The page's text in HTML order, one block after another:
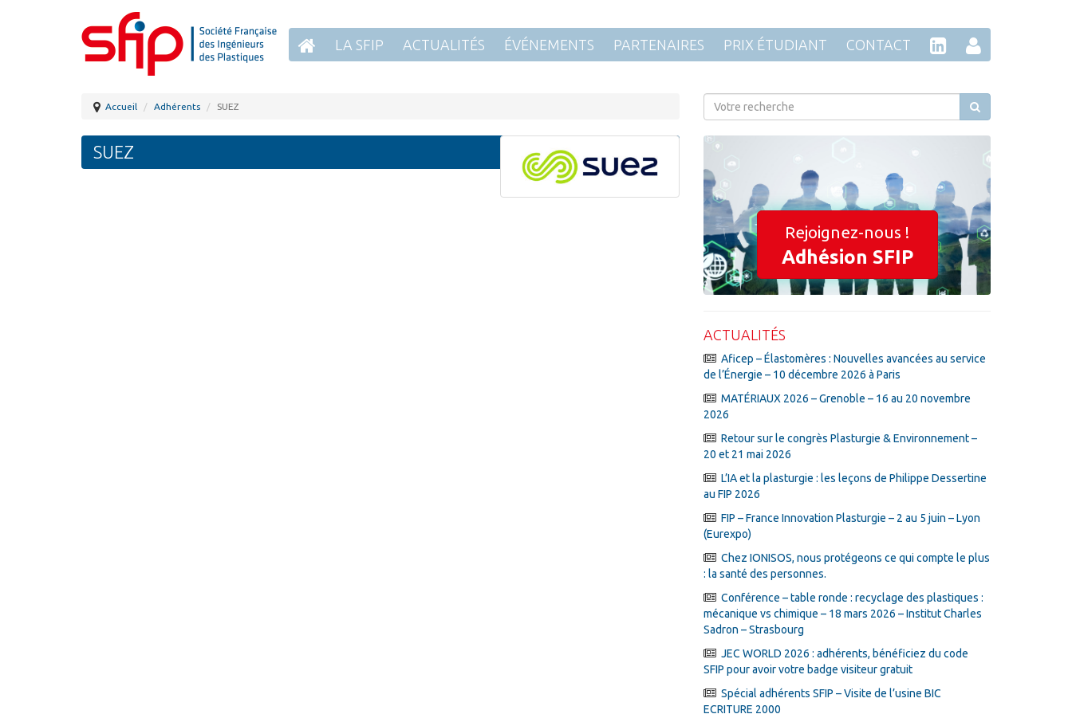
LA SFIP ACTUALITÉS ÉVÉNEMENTS PARTENAIRES PRIX ÉTUDIANT CONTACT
Accueil Adhérents SUEZ
SUEZ
Rejoignez-nous !
Adhésion SFIP
ACTUALITÉS
Aficep – Élastomères : Nouvelles avancées au service
de l’Énergie – 10 décembre 2026 à Paris
MATÉRIAUX 2026 – Grenoble – 16 au 20 novembre
2026
Retour sur le congrès Plasturgie & Environnement –
20 et 21 mai 2026
L’IA et la plasturgie : les leçons de Philippe Dessertine
au FIP 2026
FIP – France Innovation Plasturgie – 2 au 5 juin – Lyon
(Eurexpo)
Chez IONISOS, nous protégeons ce qui compte le plus
: la santé des personnes.
Conférence – table ronde : recyclage des plastiques :
mécanique vs chimique – 18 mars 2026 – Institut Charles
Sadron – Strasbourg
JEC WORLD 2026 : adhérents, bénéficiez du code
SFIP pour avoir votre badge visiteur gratuit
Spécial adhérents SFIP – Visite de l’usine BIC
ECRITURE 2000